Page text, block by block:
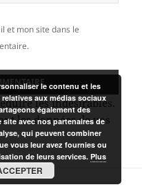
et mon site dans le
les indésirables.
les données de vos
le contenu et les
aux médias sociaux
également des
avec nos partenaires de
qui peuvent combiner
vous leur avez fournies ou
de leurs services.Plus